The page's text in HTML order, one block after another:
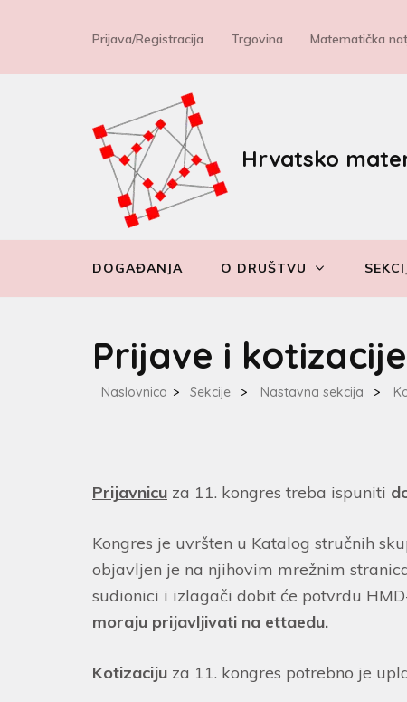
Prijava/Registracija Trgovina Matematička
Hrvatsko
DOGAĐANJA O DRUŠTVU
Prijave i kotizacije
Naslovnica > Sekcije > Nastavna sekcija >
Prijavnicu za 11. kongres treba ispuniti
Kongres je uvršten u Katalog stručnih
objavljen je na njihovim mrežnim
sudionici i izlagači dobit će potvrdu
moraju prijavljivati na ettaedu.
Kotizaciju za 11. kongres potrebno je